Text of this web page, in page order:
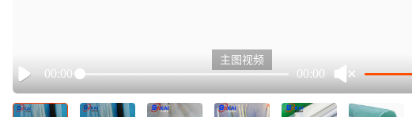
Play
00:00 00:00
主图视频